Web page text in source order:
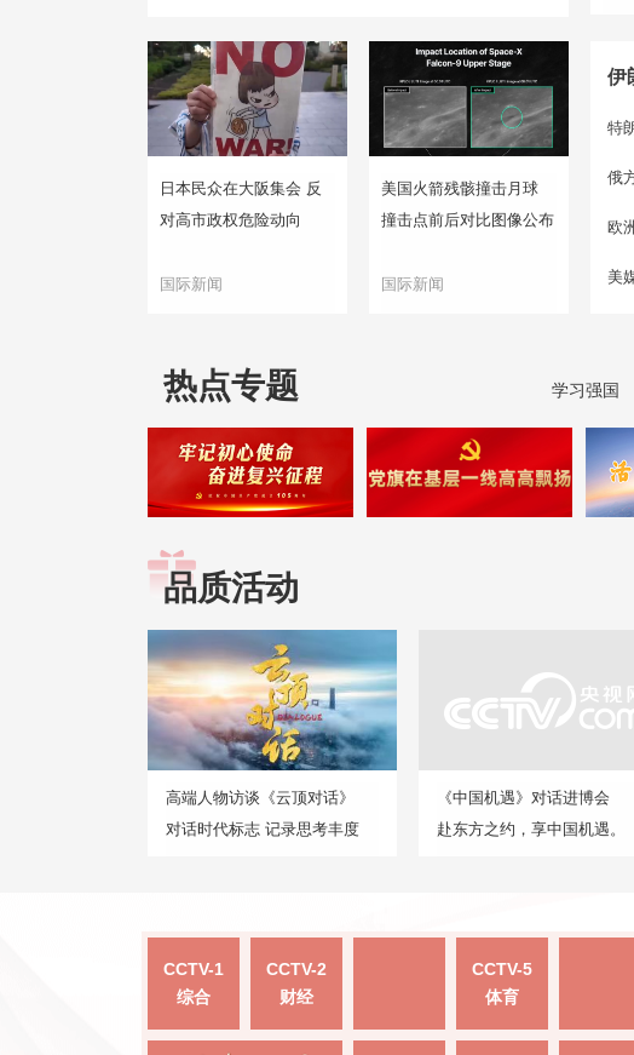
日本民众在大阪集会 反
对高市政权危险动向
国际新闻
美国火箭残骸撞击月球
撞击点前后对比图像公布
国际新闻
伊
特
俄
欧
美
热点专题 学习强国
品质活动
高端人物访谈《云顶对话》
对话时代标志 记录思考丰度
《中国机遇》对话进博会
赴东方之约，享中国机遇。
CCTV-1
综合
CCTV-2
财经
CCTV-5
体育